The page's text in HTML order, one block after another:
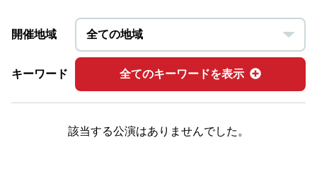
開催地域
キーワード 全てのキーワードを表示
該当する公演はありませんでした。